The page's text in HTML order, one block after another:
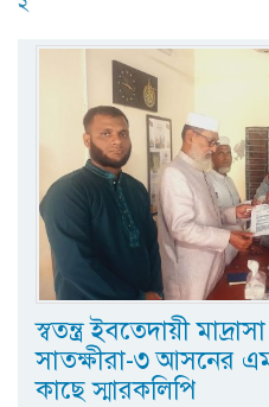
স্বতন্ত্র ইবতেদায়ী
সাতক্ষীরা-৩ আসনের
কাছে স্মারকলিপি